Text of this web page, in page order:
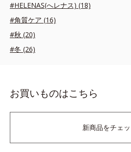
#HELENAS(へレナス) (18)
#角質ケア (16)
#秋 (20)
#冬 (26)
お買いものはこちら
新商品をチェ